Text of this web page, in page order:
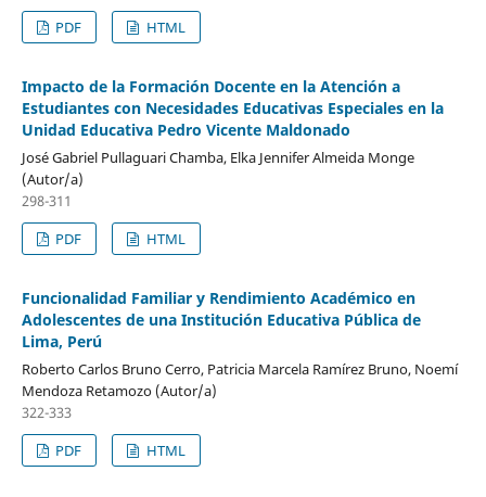
PDF
HTML
Impacto de la Formación Docente en la Atención a
Estudiantes con Necesidades Educativas Especiales en la
Unidad Educativa Pedro Vicente Maldonado
José Gabriel Pullaguari Chamba, Elka Jennifer Almeida Monge
(Autor/a)
298-311
PDF
HTML
Funcionalidad Familiar y Rendimiento Académico en
Adolescentes de una Institución Educativa Pública de
Lima, Perú
Roberto Carlos Bruno Cerro, Patricia Marcela Ramírez Bruno, Noemí
Mendoza Retamozo (Autor/a)
322-333
PDF
HTML